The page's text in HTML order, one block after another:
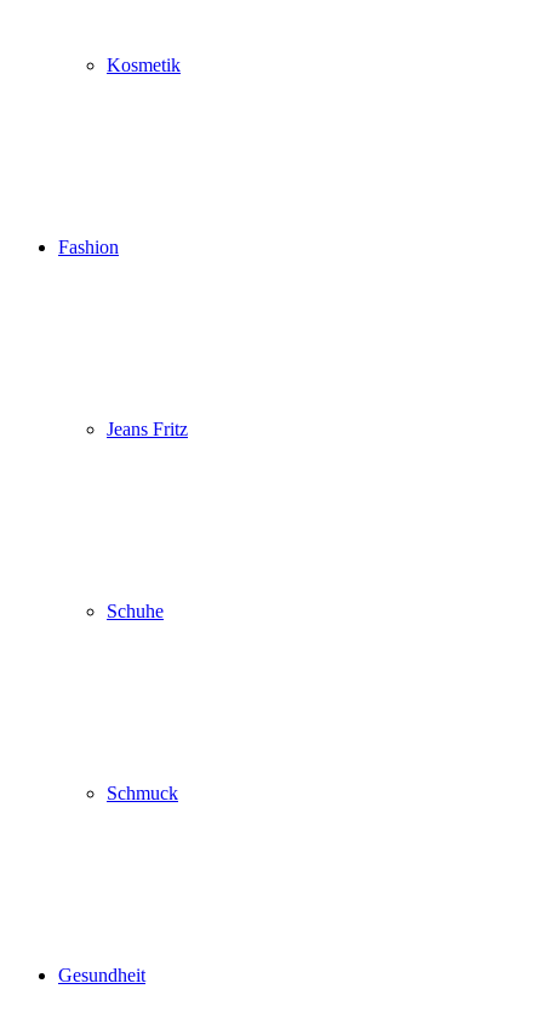
Kosmetik
Fashion
Jeans Fritz
Schuhe
Schmuck
Gesundheit